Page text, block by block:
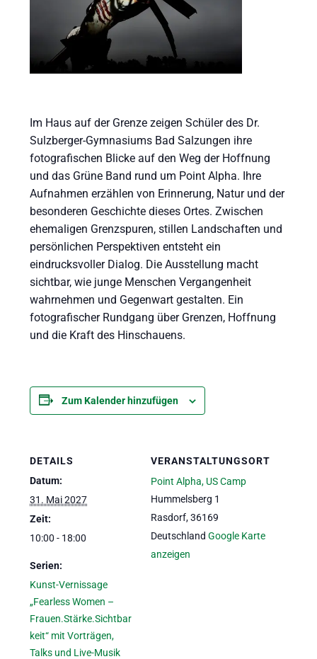
Im Haus auf der Grenze zeigen Schüler des Dr.
Sulzberger-Gymnasiums Bad Salzungen ihre
fotografischen Blicke auf den Weg der Hoffnung
und das Grüne Band rund um Point Alpha. Ihre
Aufnahmen erzählen von Erinnerung, Natur und der
besonderen Geschichte dieses Ortes. Zwischen
ehemaligen Grenzspuren, stillen Landschaften und
persönlichen Perspektiven entsteht ein
eindrucksvoller Dialog. Die Ausstellung macht
sichtbar, wie junge Menschen Vergangenheit
wahrnehmen und Gegenwart gestalten. Ein
fotografischer Rundgang über Grenzen, Hoffnung
und die Kraft des Hinschauens.
Zum Kalender hinzufügen
DETAILS
Datum:
31. Mai 2027
Zeit:
10:00 - 18:00
Serien:
Kunst-Vernissage
„Fearless Women –
Frauen.Stärke.Sichtbar
keit“ mit Vorträgen,
Talks und Live-Musik
VERANSTALTUNGSORT
Point Alpha, US Camp
Hummelsberg 1
Rasdorf, 36169
Deutschland Google Karte
anzeigen